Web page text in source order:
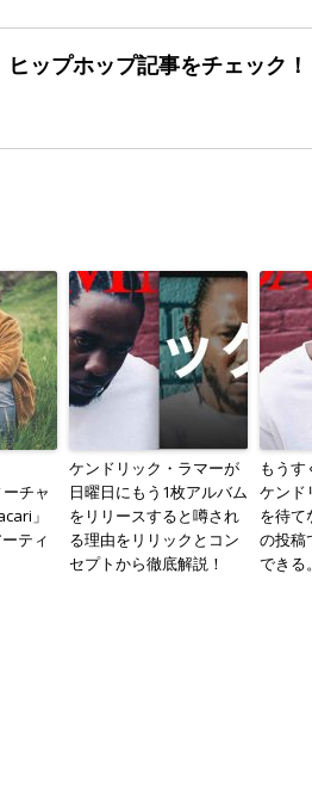
ヒップホップ記事をチェック！
ーチャ
」
ティ
ケンドリック・ラマーが
日曜日にもう1枚アルバム
をリリースすると噂され
る理由をリリックとコン
セプトから徹底解説！
もうす
ケンド
を待て
の投稿
できる。